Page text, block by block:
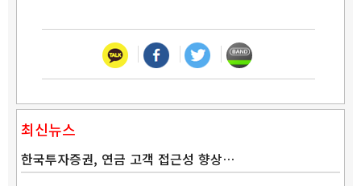
최신뉴스
한국투자증권, 연금 고객 접근성 향상…